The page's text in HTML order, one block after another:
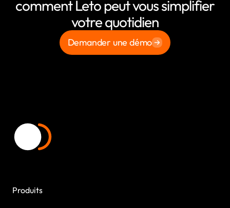
comment Leto peut vous simplifier
votre quotidien
Demander une démo
Produits